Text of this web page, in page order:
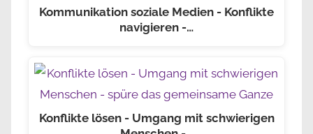
Kommunikation soziale Medien - Konflikte
navigieren -…
Konflikte lösen - Umgang mit schwierigen